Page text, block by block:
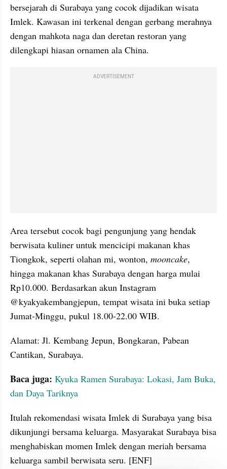
bersejarah di Surabaya yang cocok dijadikan wisata
Imlek. Kawasan ini terkenal dengan gerbang merahnya
dengan mahkota naga dan deretan restoran yang
dilengkapi hiasan ornamen ala China.
ADVERTISEMENT
Area tersebut cocok bagi pengunjung yang hendak
berwisata kuliner untuk mencicipi makanan khas
Tiongkok, seperti olahan mi, wonton, mooncake,
hingga makanan khas Surabaya dengan harga mulai
Rp10.000. Berdasarkan akun Instagram
@kyakyakembangjepun, tempat wisata ini buka setiap
Jumat-Minggu, pukul 18.00-22.00 WIB.
Alamat: Jl. Kembang Jepun, Bongkaran, Pabean
Cantikan, Surabaya.
Baca juga: Kyuka Ramen Surabaya: Lokasi, Jam Buka,
dan Daya Tariknya
Itulah rekomendasi wisata Imlek di Surabaya yang bisa
dikunjungi bersama keluarga. Masyarakat Surabaya bisa
menghabiskan momen Imlek dengan meriah bersama
keluarga sambil berwisata seru. [ENF]